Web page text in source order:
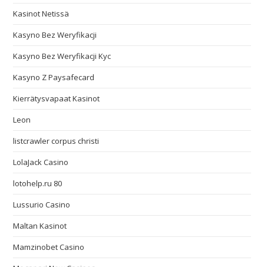
Kasinot Netissä
Kasyno Bez Weryfikacji
Kasyno Bez Weryfikacji Kyc
Kasyno Z Paysafecard
Kierrätysvapaat Kasinot
Leon
listcrawler corpus christi
LolaJack Casino
lotohelp.ru 80
Lussurio Casino
Maltan Kasinot
Mamzinobet Casino